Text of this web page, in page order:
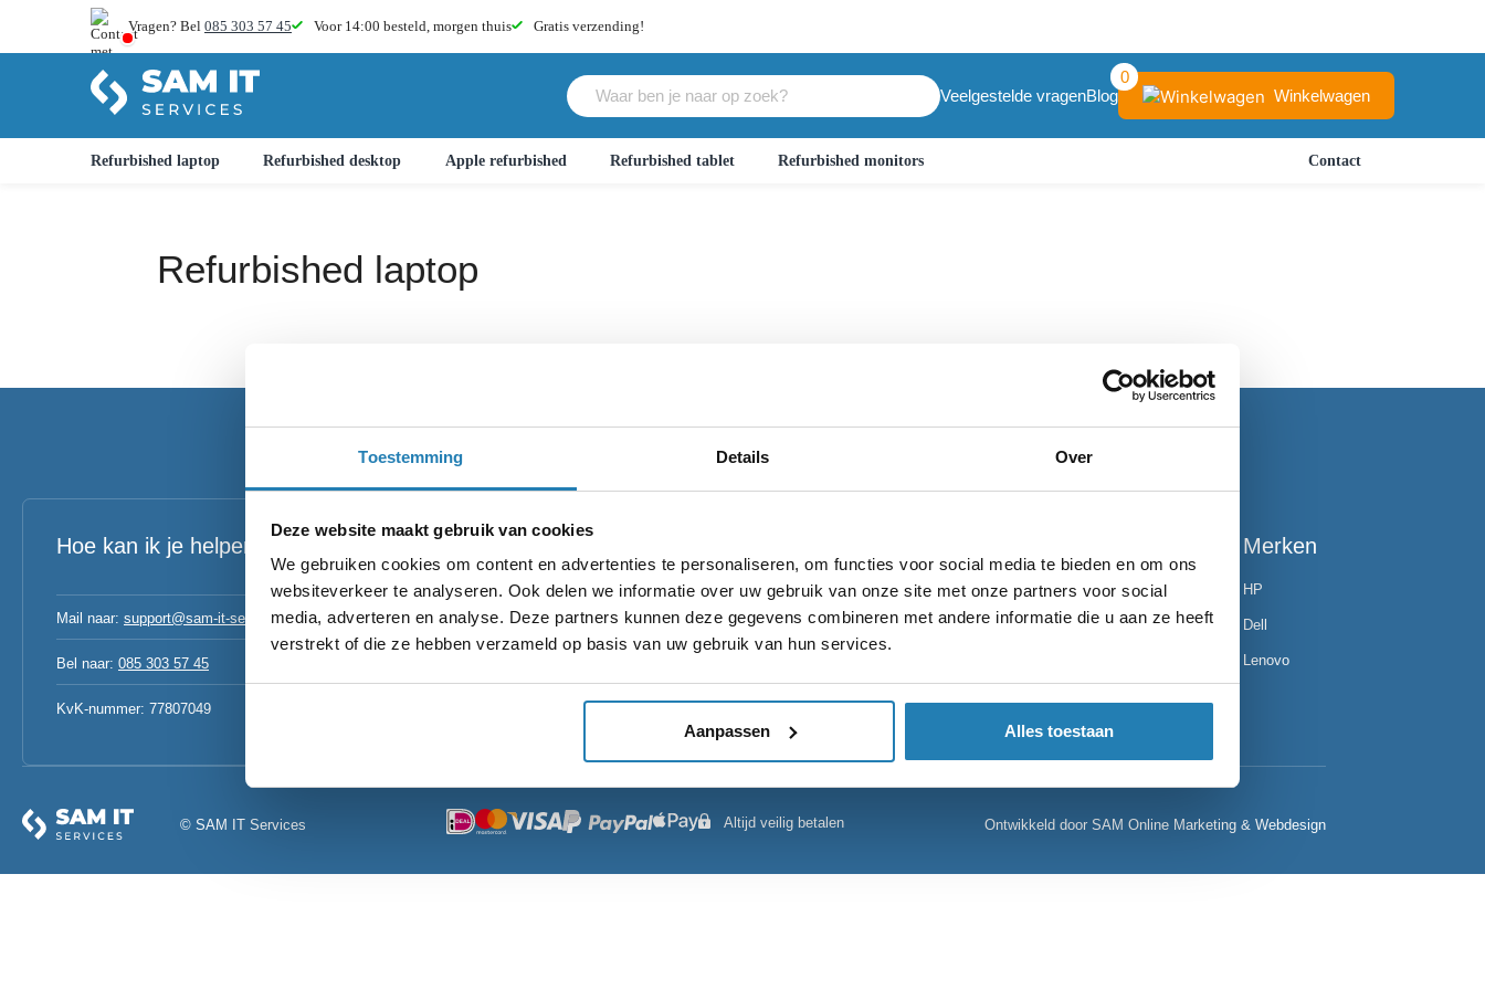
Toestemming Details Over
Deze website maakt gebruik van cookies
We gebruiken cookies om content en advertenties te personaliseren, om functies voor social media te bieden en om ons
websiteverkeer te analyseren. Ook delen we informatie over uw gebruik van onze site met onze partners voor social
media, adverteren en analyse. Deze partners kunnen deze gegevens combineren met andere informatie die u aan ze heeft
verstrekt of die ze hebben verzameld op basis van uw gebruik van hun services.
Aanpassen Alles toestaan
Vragen? Bel 085 303 57 45 Voor 14:00 besteld, morgen thuis Gratis verzending!
Veelgestelde vragenBlog
0
Winkelwagen
Refurbished laptop Refurbished desktop Apple refurbished Refurbished tablet Refurbished monitors Contact
Refurbished laptop
Hoe kan ik je helpen?
Mail naar: support@sam-it-services.nl
Bel naar: 085 303 57 45
KvK-nummer: 77807049
Veelgestelde vragen
Bestelling & verzending
Algemene voorwaarden
Privacy beleid
Mijn account
Refurbished laptops
Refurbished desktops
Merken
HP
Dell
Lenovo
© SAM IT Services Altijd veilig betalen Ontwikkeld door SAM Online Marketing & Webdesign